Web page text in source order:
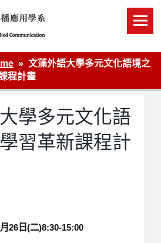
文藻外語大學多元文化語境之
程計畫
學多元文化語
習革新課程計
26日(二)8:30-15:00